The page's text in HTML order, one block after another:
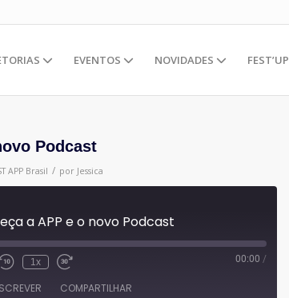
EVENTOS NOVIDADES FEST’UP
Podcast
APP Brasil / por Jessica
a APP e o novo Podcast
1x 00:00 /
COMPARTILHAR